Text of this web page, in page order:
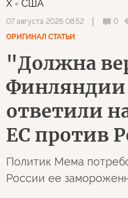
X США
07 августа 2026 08:52 0
ОРИГИНАЛ СТАТЬИ
"Должна
Финляндии
ответили
ЕС против
Политик Мема
России ее